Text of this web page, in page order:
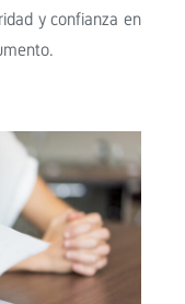
y confianza en